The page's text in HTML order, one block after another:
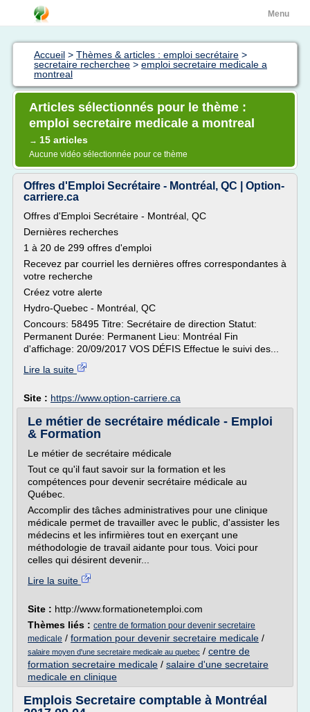
Menu
Accueil > Thèmes & articles : emploi secrétaire >
secretaire recherchee > emploi secretaire medicale a
montreal
Articles sélectionnés pour le thème :
emploi secretaire medicale a montreal
→ 15 articles
Aucune vidéo sélectionnée pour ce thème
Offres d'Emploi Secrétaire - Montréal, QC | Option-
carriere.ca
Offres d'Emploi Secrétaire - Montréal, QC
Dernières recherches
1 à 20 de 299 offres d'emploi
Recevez par courriel les dernières offres correspondantes à
votre recherche
Créez votre alerte
Hydro-Quebec - Montréal, QC
Concours: 58495 Titre: Secrétaire de direction Statut:
Permanent Durée: Permanent Lieu: Montréal Fin
d'affichage: 20/09/2017 VOS DÉFIS Effectue le suivi des...
Lire la suite
Site : https://www.option-carriere.ca
Le métier de secrétaire médicale - Emploi
& Formation
Le métier de secrétaire médicale
Tout ce qu'il faut savoir sur la formation et les
compétences pour devenir secrétaire médicale au
Québec.
Accomplir des tâches administratives pour une clinique
médicale permet de travailler avec le public, d'assister les
médecins et les infirmières tout en exerçant une
méthodologie de travail aidante pour tous. Voici pour
celles qui désirent devenir...
Lire la suite
Site : http://www.formationetemploi.com
Thèmes liés : centre de formation pour devenir secretaire
medicale / formation pour devenir secretaire medicale /
salaire moyen d'une secretaire medicale au quebec / centre de
formation secretaire medicale / salaire d'une secretaire
medicale en clinique
Emplois Secretaire comptable à Montréal